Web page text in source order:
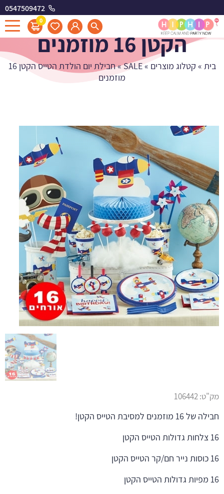
0547509472
0
חבילת יום הולדת הטייס
הקטן 16 מוזמנים
בית » קטלוג מוצרים »
SALE
»
חבילת יום הולדת הטייס הקטן 16
מוזמנים
מק"ט:106442
חבילה של 16 מוזמנים למסיבת הטייס הקטן!
16 צלחות גדולות הטייס הקטן
16 כוסות נייר חם/קר הטייס הקטן
16 מפיות גדולות הטייס הקטן